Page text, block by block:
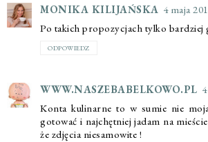
MONIKA KILIJAŃSKA 4 maja
Po takich propozycjach tylko bardziej
ODPOWIEDZ
WWW.NASZEBABELKOWO.PL
Konta kulinarne to w sumie nie
gotować i najchętniej jadam na
że zdjęcia niesamowite !